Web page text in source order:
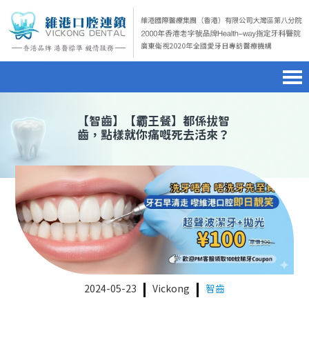
醫院簡介 hospital introduction
醫生介紹doctor introduction
醫療新聞 medical news
種植牙dental implant
orthodontics
微信預約
WhatsApp預約
【智齒】【霸王餐】都係拔智
齒，點樣就你痛嘅死去活來？
2024-05-23 Vickong 智齒